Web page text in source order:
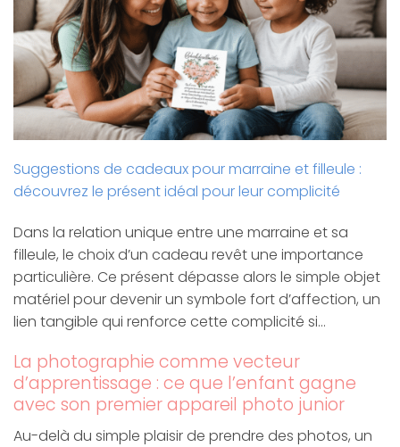
Suggestions de cadeaux pour marraine et filleule :
découvrez le présent idéal pour leur complicité
Dans la relation unique entre une marraine et sa
filleule, le choix d’un cadeau revêt une importance
particulière. Ce présent dépasse alors le simple objet
matériel pour devenir un symbole fort d’affection, un
lien tangible qui renforce cette complicité si…
La photographie comme vecteur
d’apprentissage : ce que l’enfant gagne
avec son premier appareil photo junior
Au-delà du simple plaisir de prendre des photos, un